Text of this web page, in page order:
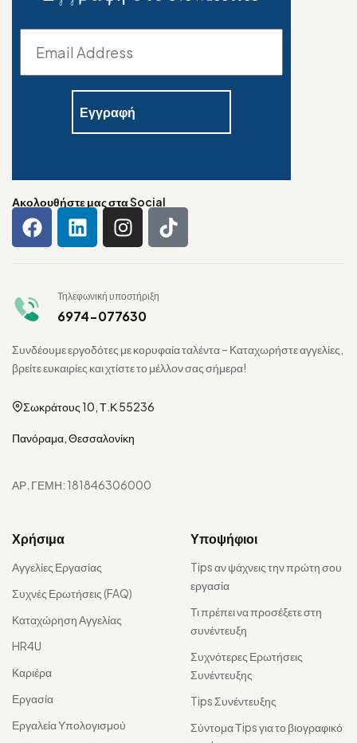
Ακολουθήστε μας στα Social
Τηλεφωνική υποστήριξη
6974-077630
Συνδέουμε εργοδότες με κορυφαία ταλέντα – Καταχωρήστε αγγελίες,
βρείτε ευκαιρίες και χτίστε το μέλλον σας σήμερα!
Σωκράτους 10, Τ.Κ 55236
Πανόραμα, Θεσσαλονίκη
ΑΡ. ΓΕΜΗ: 181846306000
Χρήσιμα
Αγγελίες Εργασίας
Συχνές Ερωτήσεις (FAQ)
Καταχώρηση Αγγελίας
HR4U
Καριέρα
Εργασία
Εργαλεία Υπολογισμού
Υποψήφιοι
Tips αν ψάχνεις την πρώτη σου
εργασία
Τι πρέπει να προσέξετε στη
συνέντευξη
Συχνότερες Ερωτήσεις
Συνέντευξης
Tips Συνέντευξης
Σύντομα Τips για το βιογραφικό